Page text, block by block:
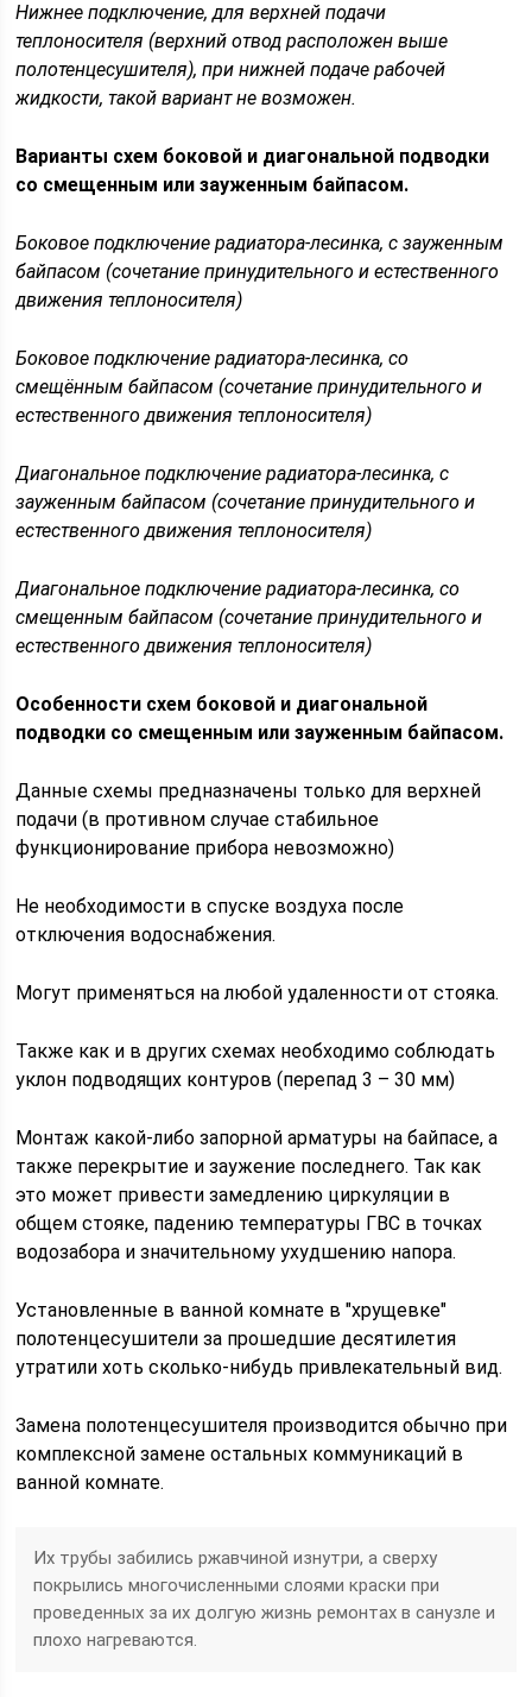
Нижнее подключение, для верхней подачи
теплоносителя (верхний отвод расположен выше
полотенцесушителя), при нижней подаче рабочей
жидкости, такой вариант не возможен.
Варианты схем боковой и диагональной подводки
со смещенным или зауженным байпасом.
Боковое подключение радиатора-лесинка, с зауженным
байпасом (сочетание принудительного и естественного
движения теплоносителя)
Боковое подключение радиатора-лесинка, со
смещённым байпасом (сочетание принудительного и
естественного движения теплоносителя)
Диагональное подключение радиатора-лесинка, с
зауженным байпасом (сочетание принудительного и
естественного движения теплоносителя)
Диагональное подключение радиатора-лесинка, со
смещенным байпасом (сочетание принудительного и
естественного движения теплоносителя)
Особенности схем боковой и диагональной
подводки со смещенным или зауженным байпасом.
Данные схемы предназначены только для верхней
подачи (в противном случае стабильное
функционирование прибора невозможно)
Не необходимости в спуске воздуха после
отключения водоснабжения.
Могут применяться на любой удаленности от стояка.
Также как и в других схемах необходимо соблюдать
уклон подводящих контуров (перепад 3 – 30 мм)
Монтаж какой-либо запорной арматуры на байпасе, а
также перекрытие и заужение последнего. Так как
это может привести замедлению циркуляции в
общем стояке, падению температуры ГВС в точках
водозабора и значительному ухудшению напора.
Установленные в ванной комнате в "хрущевке"
полотенцесушители за прошедшие десятилетия
утратили хоть сколько-нибудь привлекательный вид.
Замена полотенцесушителя производится обычно при
комплексной замене остальных коммуникаций в
ванной комнате.
Их трубы забились ржавчиной изнутри, а сверху
покрылись многочисленными слоями краски при
проведенных за их долгую жизнь ремонтах в санузле и
плохо нагреваются.